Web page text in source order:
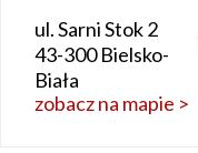
ul. Sarni Stok 2
43-300 Bielsko-
Biała
zobacz na mapie >